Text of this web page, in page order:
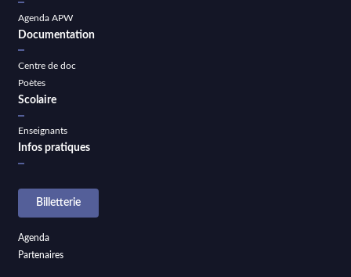
Agenda APW
Documentation
Centre de doc
Poètes
Scolaire
Enseignants
Infos pratiques
Billetterie
Agenda
Partenaires